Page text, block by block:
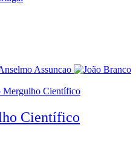
Científico